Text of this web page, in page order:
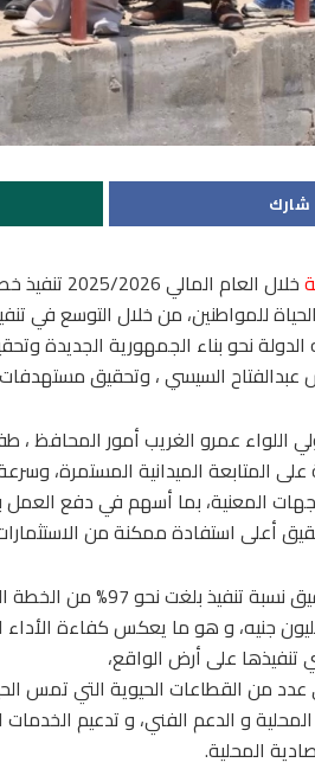
شارك
خلال
للمواطنين، من خلال التوسع في
نحو بناء الجمهورية الجديدة
السيسي ، وتحقيق مستهدفات رؤية مصر 2030
عمرو الغريب أمور المحافظ ،
المتابعة الميدانية المستمرة،
المعنية، بما أسهم في دفع العمل
أعلى استفادة ممكنة من
تجاوزت 862 مليون جنيه، و هو ما يعكس
تنفيذها على أرض الواقع،
عدد من القطاعات الحيوية التي تمس
و الدعم الفني، و تدعيم
المحلية.